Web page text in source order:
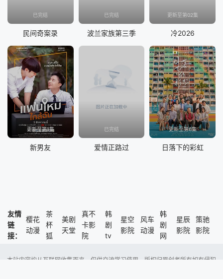
已完结
民间奇案录
已完结
波兰家族第三季
更新至第02集
冷2026
更新至第1集
新男友
已完结
爱情正路过
更新至第6集
日落下的彩虹
友情
链
接：
樱花
动漫
茶
杯
狐
美剧
天堂
真不
卡影
院
韩
剧
tv
星空
影院
风车
动漫
韩
剧
网
星辰
影院
策驰
影院
本站内容均从互联网收集而来，仅供交流学习使用，版权归原创者所有如有侵犯